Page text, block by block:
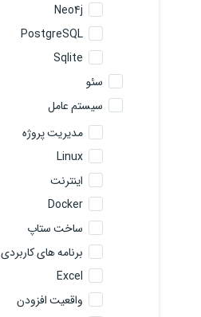
Neo4j
PostgreSQL
Sqlite
سئو
سیستم عامل
مدیریت پروژه
Linux
اینترنت
Docker
ساخت ستاپ
برنامه های کاربردی
Excel
واقعیت افزودن